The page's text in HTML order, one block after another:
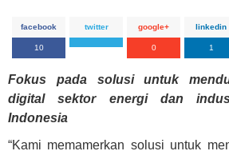
facebook
10
twitter google+
0
linkedin
1
Fokus pada solusi untuk
digital sektor energi dan
Indonesia
“Kami memamerkan solusi untuk